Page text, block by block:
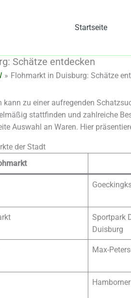
Startseite
Schätze entdecken
Flohmarkt in Duisburg: Schätze
kann zu einer aufregenden
stattfinden und zahlreiche
Auswahl an Waren. Hier
der Stadt
Sportpark
Duisburg
Max-